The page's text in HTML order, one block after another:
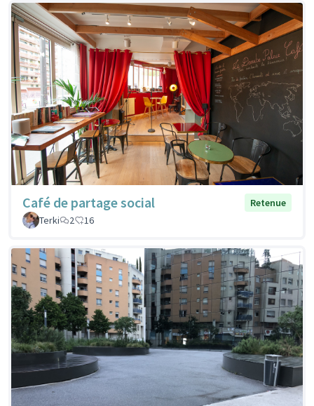
Café de partage social
Retenue
Terki
2 16